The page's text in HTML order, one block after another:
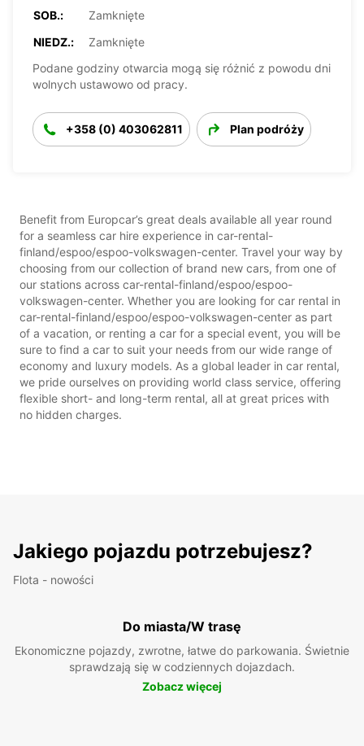
SOB.:
Zamknięte
NIEDZ.:
Zamknięte
Podane godziny otwarcia mogą się różnić z powodu dni
wolnych ustawowo od pracy.
+358 (0) 403062811 Plan podróży
Benefit from Europcar’s great deals available all year round
for a seamless car hire experience in car-rental-
finland/espoo/espoo-volkswagen-center. Travel your way by
choosing from our collection of brand new cars, from one of
our stations across car-rental-finland/espoo/espoo-
volkswagen-center. Whether you are looking for car rental in
car-rental-finland/espoo/espoo-volkswagen-center as part
of a vacation, or renting a car for a special event, you will be
sure to find a car to suit your needs from our wide range of
economy and luxury models. As a global leader in car rental,
we pride ourselves on providing world class service, offering
flexible short- and long-term rental, all at great prices with
no hidden charges.
Jakiego pojazdu potrzebujesz?
Flota - nowości
Do miasta/W trasę
Ekonomiczne pojazdy, zwrotne, łatwe do parkowania. Świetnie
sprawdzają się w codziennych dojazdach.
Zobacz więcej